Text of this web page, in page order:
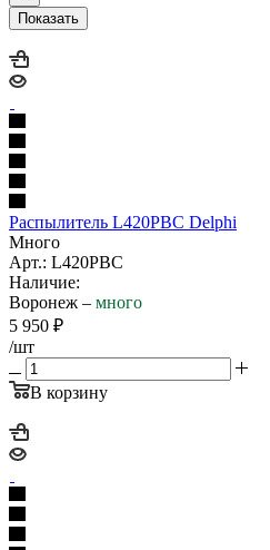
Показать
Распылитель L420PBC Delphi
Много
Арт.: L420PBC
Наличие:
Воронеж – много
5 950 ₽
/шт
В корзину